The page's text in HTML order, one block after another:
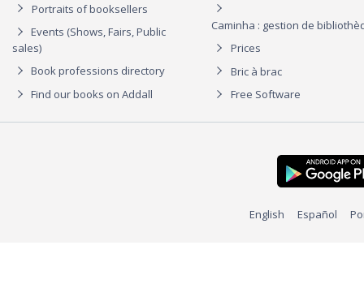
Portraits of booksellers
Events (Shows, Fairs, Public
sales)
Book professions directory
Find our books on Addall
Caminha : gestion de
Prices
Bric à brac
Free Software
English Español